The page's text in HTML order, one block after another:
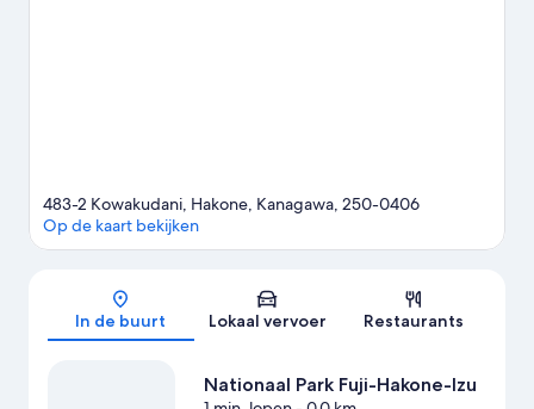
Kaart
483-2 Kowakudani, Hakone, Kanagawa, 250-0406
Op de kaart bekijken
In de buurt Lokaal vervoer Restaurants
Nationaal Park Fuji-Hakone-Izu